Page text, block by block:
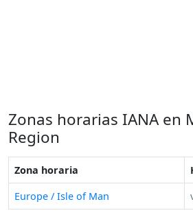
Zonas horarias IANA en
Region
Zona horaria
Europe / Isle of Man